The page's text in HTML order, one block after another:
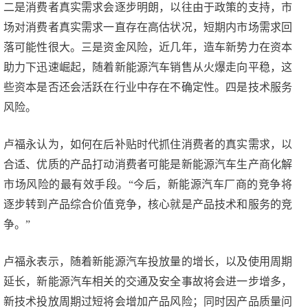
二是消费者真实需求会逐步明朗，以往由于政策的支持，市
场对消费者真实需求一直存在高估状况，短期内市场需求回
落可能性很大。三是资金风险，近几年，造车新势力在资本
助力下迅速崛起，随着新能源汽车销售从火爆走向平稳，这
些资本是否还会活跃在行业中存在不确定性。四是技术服务
风险。
卢福永认为，如何在后补贴时代抓住消费者的真实需求，以
合适、优质的产品打动消费者可能是新能源汽车生产商化解
市场风险的最有效手段。“今后，新能源汽车厂商的竞争将
逐步转到产品综合价值竞争，核心就是产品技术和服务的竞
争。”
卢福永表示，随着新能源汽车投放量的增长，以及使用周期
延长，新能源汽车相关的交通及安全事故将会进一步增多，
新技术投放周期过短将会增加产品风险；同时因产品质量问